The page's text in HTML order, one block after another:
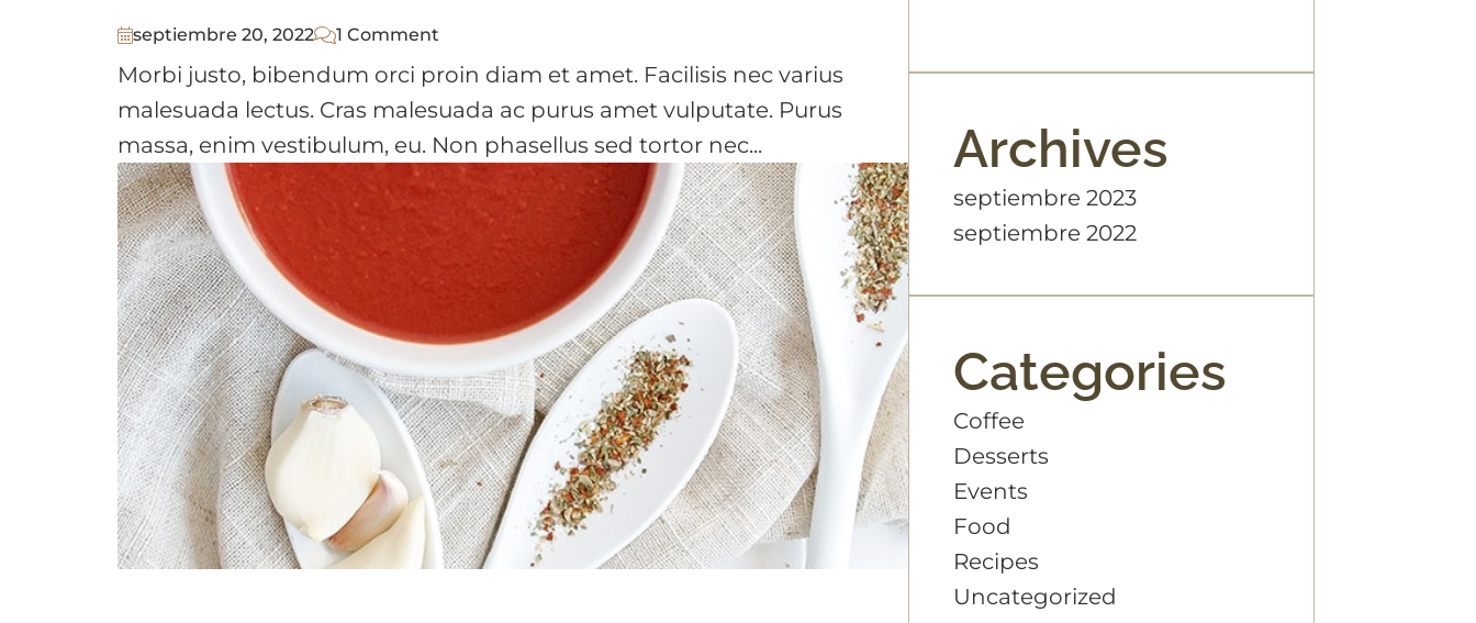
septiembre 20, 2022 1 Comment
Morbi justo, bibendum orci proin diam et amet. Facilisis nec varius
malesuada lectus. Cras malesuada ac purus amet vulputate. Purus
massa, enim vestibulum, eu. Non phasellus sed tortor nec...
Archives
septiembre 2023
septiembre 2022
Categories
Coffee
Desserts
Events
Food
Recipes
Uncategorized